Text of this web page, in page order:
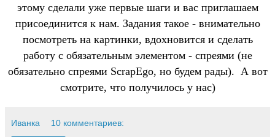
этому сделали уже первые шаги и вас приглашаем
присоединится к нам. Задания такое - внимательно
посмотреть на картинки, вдохновится и сделать
работу с обязательным элементом - спреями (не
обязательно спреями ScrapEgo, но будем рады). А вот
смотрите, что получилось у нас)
Иванка 10 комментариев: